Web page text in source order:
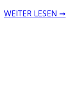
WEITER LESEN ➞